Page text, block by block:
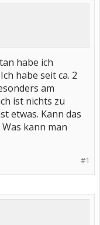
habe ich
habe seit ca. 2
am
ist nichts zu
etwas. Kann das
kann man
#1